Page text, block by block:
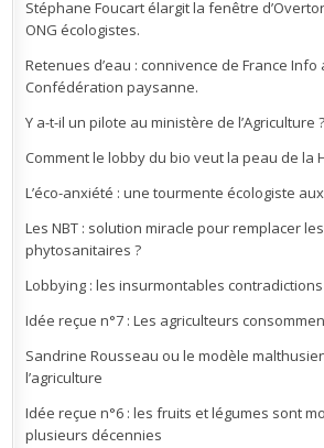
Stéphane Foucart élargit la fenêtre
ONG écologistes.
Retenues d’eau : connivence de France Info
Confédération paysanne.
Y a-t-il un pilote au ministère de l’Agriculture ?
Comment le lobby du bio veut la peau de la
L’éco-anxiété : une tourmente écologiste
Les NBT : solution miracle pour remplacer
phytosanitaires ?
Lobbying : les insurmontables contradictions
Idée reçue n°7 : Les agriculteurs
Sandrine Rousseau ou le modèle
l’agriculture
Idée reçue n°6 : les fruits et légumes sont
plusieurs décennies